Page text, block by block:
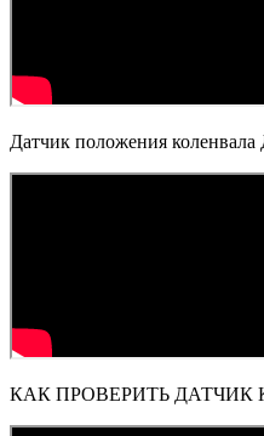
Датчик положения
КАК ПРОВЕРИТЬ